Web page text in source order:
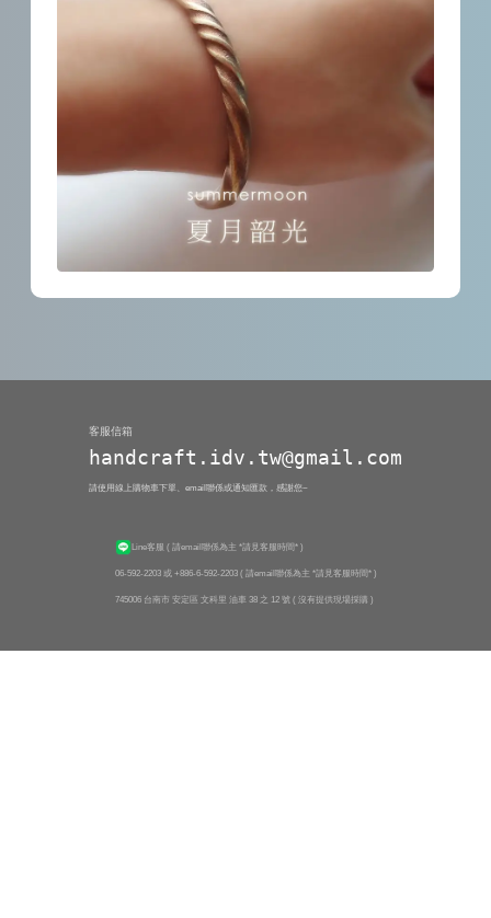
客服信箱
handcraft.idv.tw@gmail.com
請使用線上購物車下單、email聯係或通知匯款，感謝您~
Line客服 ( 請email聯係為主 *請見客服時間* )
06-592-2203 或 +886-6-592-2203( 請email聯係為主 *請見客服時間* )
745006 台南市 安定區 文科里 油車 38 之 12 號 ( 沒有提供現場採購 )